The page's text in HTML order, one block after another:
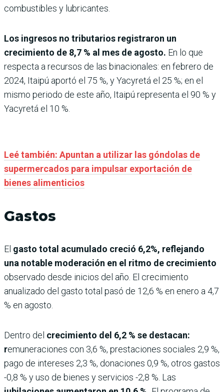
combustibles y lubricantes.
Los ingresos no tributarios registraron un
crecimiento de 8,7 % al mes de agosto. En lo que
respecta a recursos de las binacionales: en febrero de
2024, Itaipú aportó el 75 %, y Yacyretá el 25 %; en el
mismo periodo de este año, Itaipú representa el 90 % y
Yacyretá el 10 %.
Leé también: Apuntan a utilizar las góndolas de
supermercados para impulsar exportación de
bienes alimenticios
Gastos
El gasto total acumulado creció 6,2%, reflejando
una notable moderación en el ritmo de crecimiento
observado desde inicios del año. El crecimiento
anualizado del gasto total pasó de 12,6 % en enero a 4,7
% en agosto.
Dentro del crecimiento del 6,2 % se destacan:
remuneraciones con 3,6 %, prestaciones sociales 2,9 %,
pago de intereses 2,3 %, donaciones 0,9 %, otros gastos
-0,8 % y uso de bienes y servicios -2,8 %. Las